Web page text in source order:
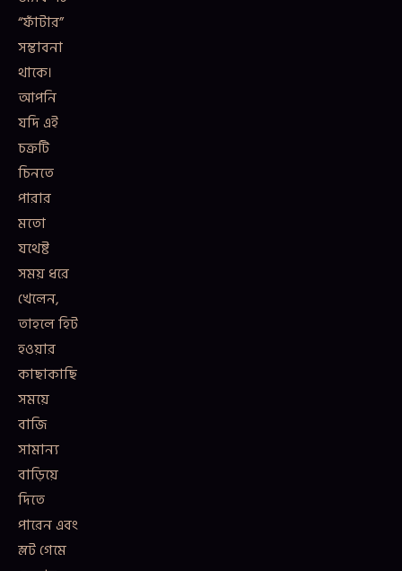
“ফাঁটার”
সম্ভাবনা
থাকে।
আপনি
যদি এই
চক্রটি
চিনতে
পারার
মতো
যথেষ্ট
সময় ধরে
খেলেন,
তাহলে হিট
হওয়ার
কাছাকাছি
সময়ে
বাজি
সামান্য
বাড়িয়ে
দিতে
পারেন এবং
স্লট গেমে